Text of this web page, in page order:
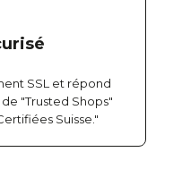
SSL et répond
"Trusted Shops"
Suisse."